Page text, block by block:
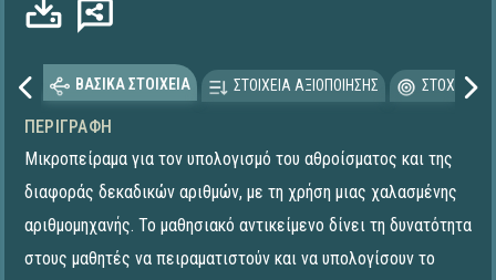
ΒΑΣΙΚΑ ΣΤΟΙΧΕΙΑ ΣΤΟΙΧΕΙΑ ΑΞΙΟΠΟΙΗΣΗΣ
ΠΕΡΙΓΡΑΦΉ
Μικροπείραμα για τον υπολογισμό του αθροίσματος και της
διαφοράς δεκαδικών αριθμών, με τη χρήση μιας χαλασμένης
αριθμομηχανής. Το μαθησιακό αντικείμενο δίνει τη δυνατότητα
στους μαθητές να πειραματιστούν και να υπολογίσουν το